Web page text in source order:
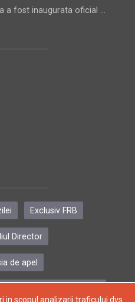
a fost inaugurata oficial ...
Exclusiv FRB
Director
de apel
scopul analizarii traficului dvs.